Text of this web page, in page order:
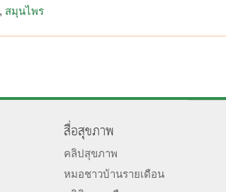
สมุนไพร
สื่อสุขภาพ
คลิปสุขภาพ
หมอชาวบ้านรายเดือน